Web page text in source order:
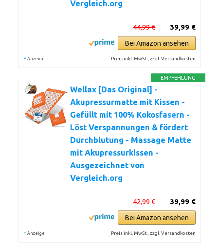
Vergleich.org
39,99 €
44,99 €
Bei Amazon ansehen
* Anzeige Preis inkl. MwSt., zzgl. Versandkosten
EMPFEHLUNG
Wellax [Das Original] -
Akupressurmatte mit Kissen -
Gefüllt mit 100% Kokosfasern -
Löst Verspannungen & fördert
Durchblutung - Massage Matte
mit Akupressurkissen -
Ausgezeichnet von
Vergleich.org
39,99 €
42,99 €
Bei Amazon ansehen
* Anzeige Preis inkl. MwSt., zzgl. Versandkosten